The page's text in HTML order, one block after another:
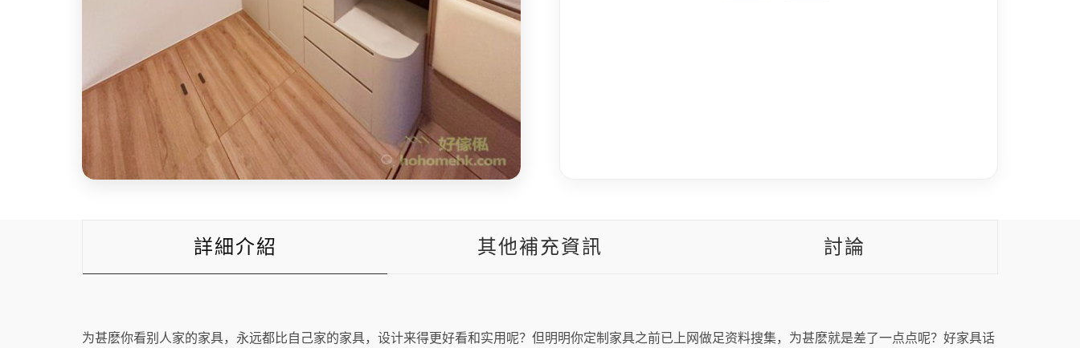
詳細介紹 其他補充資訊 討論
为甚麽你看别人家的家具，永远都比自己家的家具，设计来得更好看和实用呢？但明明你定制家具之前已上网做足资料搜集，为甚麽就是差了一点点呢？好家具话